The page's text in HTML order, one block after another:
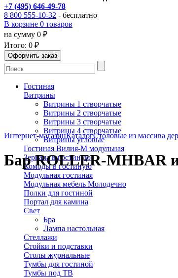
+7 (495) 646-49-78
8 800 555-10-32 - бесплатно
В корзине 0 товаров
на сумму 0 ₽
Итого: 0 ₽
Гостиная
Витрины
Витрины 1 створчатые
Витрины 2 створчатые
Витрины 3 створчатые
Витрины 4 створчатые
Витрины угловые
Гостиная Вилия-М модульная
Зеркала в гостиную
Комоды в гостиную
Модульная гостиная
Модульная мебель Молодечно
Полки для гостиной
Портал для камина
Свет
Бра
Лампа настольная
Стеллажи
Стойки и подставки
Столы журнальные
Тумбы для гостиной
Тумбы под ТВ
Интернет-магазинКаталогСтоловые из массива
Бар ROLLER-MHBAR